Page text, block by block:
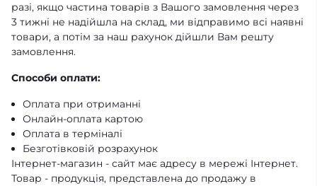
разі, якщо частина товарів з Вашого замовлення через
3 тижні не надійшла на склад, ми відправимо всі наявні
товари, а потім за наш рахунок дійшли Вам решту
замовлення.
Способи оплати:
Оплата при отриманні
Онлайн-оплата картою
Оплата в терміналі
Безготівковій розрахунок
Інтернет-магазин - сайт має адресу в мережі Інтернет.
Товар - продукція, представлена ​​до продажу в